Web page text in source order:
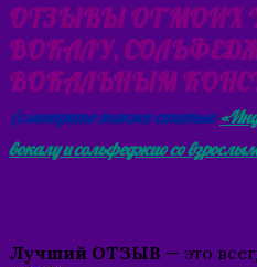
ОТЗЫВЫ ОТ МОИХ
ВОКАЛУ,
ВОКАЛЬНЫМ
(смотрите также статью
вокалу и сольфеджио со
Лучший ОТЗЫВ — это